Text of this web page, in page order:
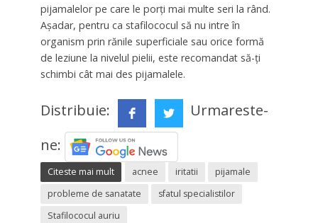
pijamalelor pe care le porți mai multe seri la rând.
Așadar, pentru ca stafilococul să nu intre în
organism prin rănile superficiale sau orice formă
de leziune la nivelul pielii, este recomandat să-ți
schimbi cât mai des pijamalele.
Distribuie:
Urmareste-
ne:
Citeste mai mult acnee iritatii
pijamale
probleme de sanatate
sfatul specialistilor
Stafilococul auriu